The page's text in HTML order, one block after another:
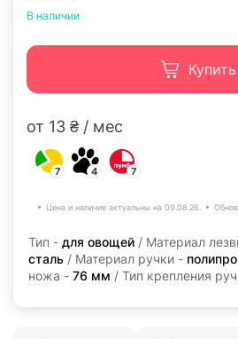
В наличии
Купить
от 13 ₴ / мес
7 4 7
Цена и наличие актуальны на 09.08.26.
Тип - для овощей / Материал
сталь / Материал ручки -
ножа - 76 мм / Тип крепления